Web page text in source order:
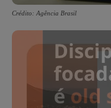
Crédito: Agência Brasil